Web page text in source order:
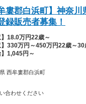
婁郡白浜町】神奈
録販売者募集！
】18.0万円22歳～
】330万円～450万円22歳～30
】1,045円～
西牟婁郡白浜町
合わせください